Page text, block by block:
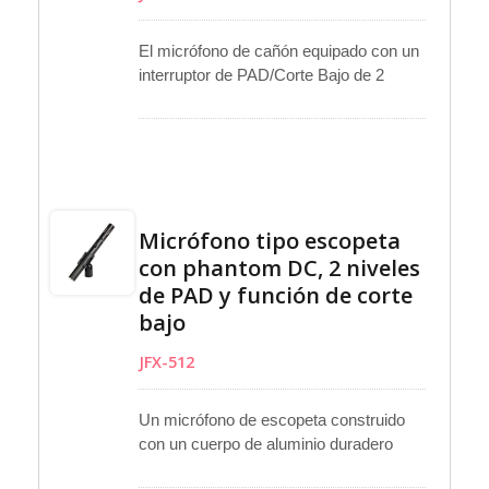
El micrófono de cañón equipado con un
interruptor de PAD/Corte Bajo de 2
para diversas situaciones de grabación.
centrarse en la fuente mientras
minimiza el ruido no deseado. El JFX-
511 funciona con una batería AAA para
uso portátil, mientras que el JFX-512
admite alimentación phantom de 48V
para configuraciones de estudio y
transmisión, ofreciendo un rendimiento
confiable para la producción de video y
aplicaciones de grabación en campo.
Micrófono tipo escopeta
con phantom DC, 2 niveles
de PAD y función de corte
bajo
JFX-512
Un micrófono de escopeta construido
con un cuerpo de aluminio duradero